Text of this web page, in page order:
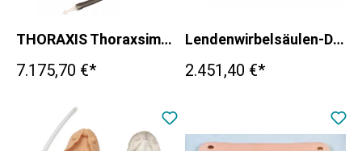
THORAXIS Thoraxsimulator für rückenmarksnahe Anästhesie
7.175,70 €*
Lendenwirbelsäulen-Durchleuchtungsphantom
2.451,40 €*